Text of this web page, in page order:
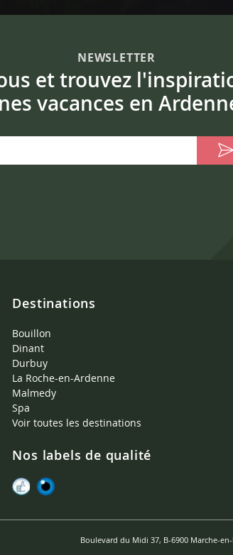
NEWSLETTER
et trouvez
vacances en
Destinations
Bouillon
Dinant
Durbuy
La Roche-en-Ardenne
Malmedy
Spa
Voir toutes les destinations
Nos labels de qualité
Boulevard du Midi 37, B-6900 Marche-